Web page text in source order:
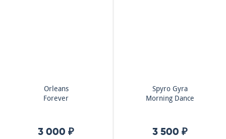
Orleans
Forever
3 000 ₽
Spyro Gyra
Morning Dance
3 500 ₽